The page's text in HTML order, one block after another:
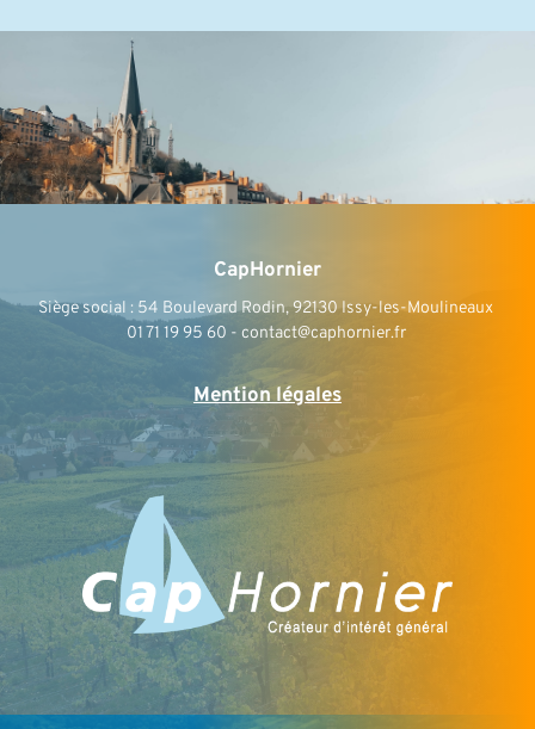
CapHornier
Siège social : 54 Boulevard Rodin, 92130 Issy-les-Moulineaux
01 71 19 95 60 - contact@caphornier.fr
Mention légales